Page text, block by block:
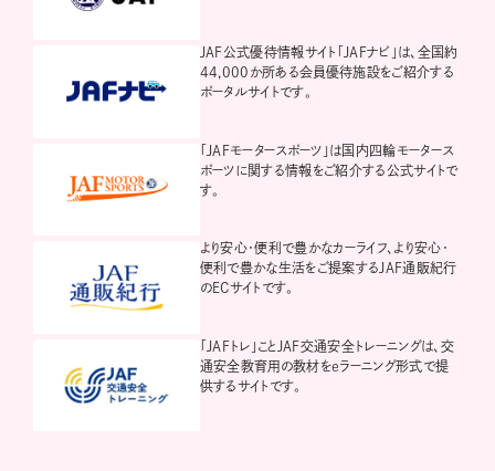
JAF公式優待情報サイト「JAFナビ」は、全国約
44,000か所ある会員優待施設をご紹介する
ポータルサイトです。
「JAFモータースポーツ」は国内四輪モータース
ポーツに関する情報をご紹介する公式サイトで
す。
より安心・便利で豊かなカーライフ、より安心・
便利で豊かな生活をご提案するJAF通販紀行
のECサイトです。
「JAFトレ」ことJAF交通安全トレーニングは、交
通安全教育用の教材をeラーニング形式で提
供するサイトです。